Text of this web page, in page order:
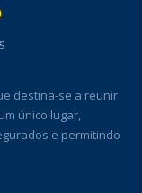
destina-se a reunir
único lugar,
e permitindo